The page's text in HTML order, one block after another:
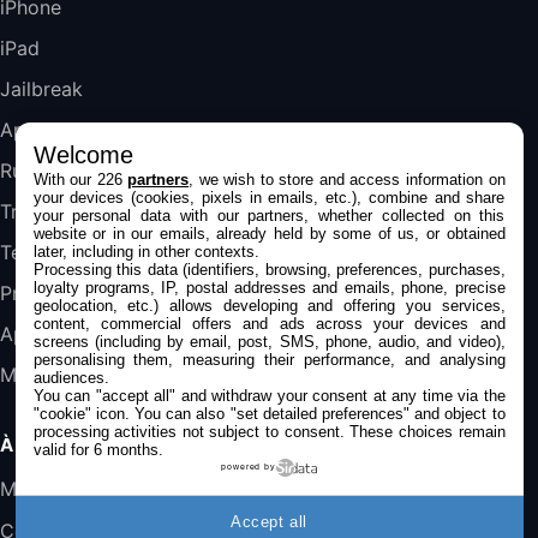
Jeu FIFA 20 sur PC (code à télécharger)
45,98€57,99€Rue Du Commerce (Vendeur Tiers)
iPhone
iPad
Jailbreak
Applications
Rumeurs
Trucs & astuces
Tests
Promos
Apple
Mac
À PROPOS
Mentions légales
Confidentialité
Welcome
With our 226partners , we wish to store and access information on
your devices (cookies, pixels in emails, etc.), combine and share
your personal data with our partners, whether collected on this
website or in our emails, already held by some of us, or obtained
later, including in other contexts.
Processing this data (identifiers, browsing, preferences, purchases,
loyalty programs, IP, postal addresses and emails, phone, precise
geolocation, etc.) allows developing and offering you services,
content, commercial offers and ads across your devices and
screens (including by email, post, SMS, phone, audio, and video),
personalising them, measuring their performance, and analysing
audiences.
You can "accept all" and withdraw your consent at any time via the
"cookie" icon. You can also "set detailed preferences" and object to
processing activities not subject to consent. These choices remain
valid for 6 months.
powered by
Accept all